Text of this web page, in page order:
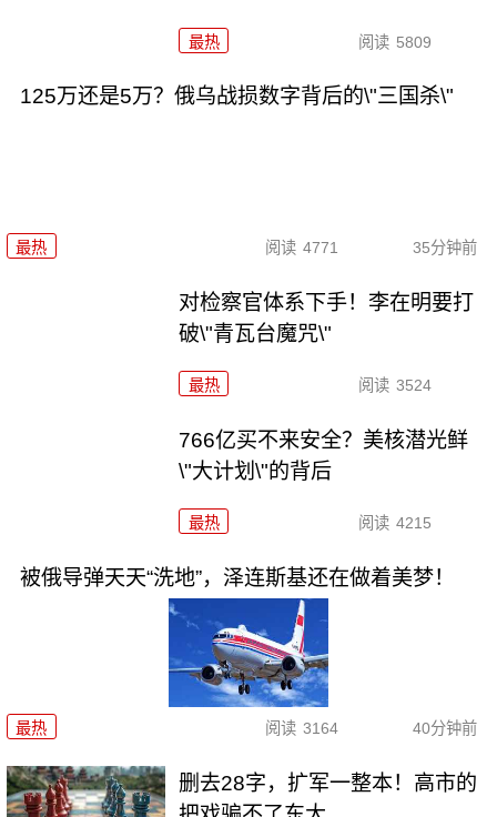
最热 阅读 5809
125万还是5万？俄乌战损数字背后的\"三国杀\"
最热 阅读 4771 35分钟前
对检察官体系下手！李在明要打
破\"青瓦台魔咒\"
最热 阅读 3524
766亿买不来安全？美核潜光鲜
\"大计划\"的背后
最热 阅读 4215
被俄导弹天天“洗地”，泽连斯基还在做着美梦！
最热 阅读 3164 40分钟前
删去28字，扩军一整本！高市的